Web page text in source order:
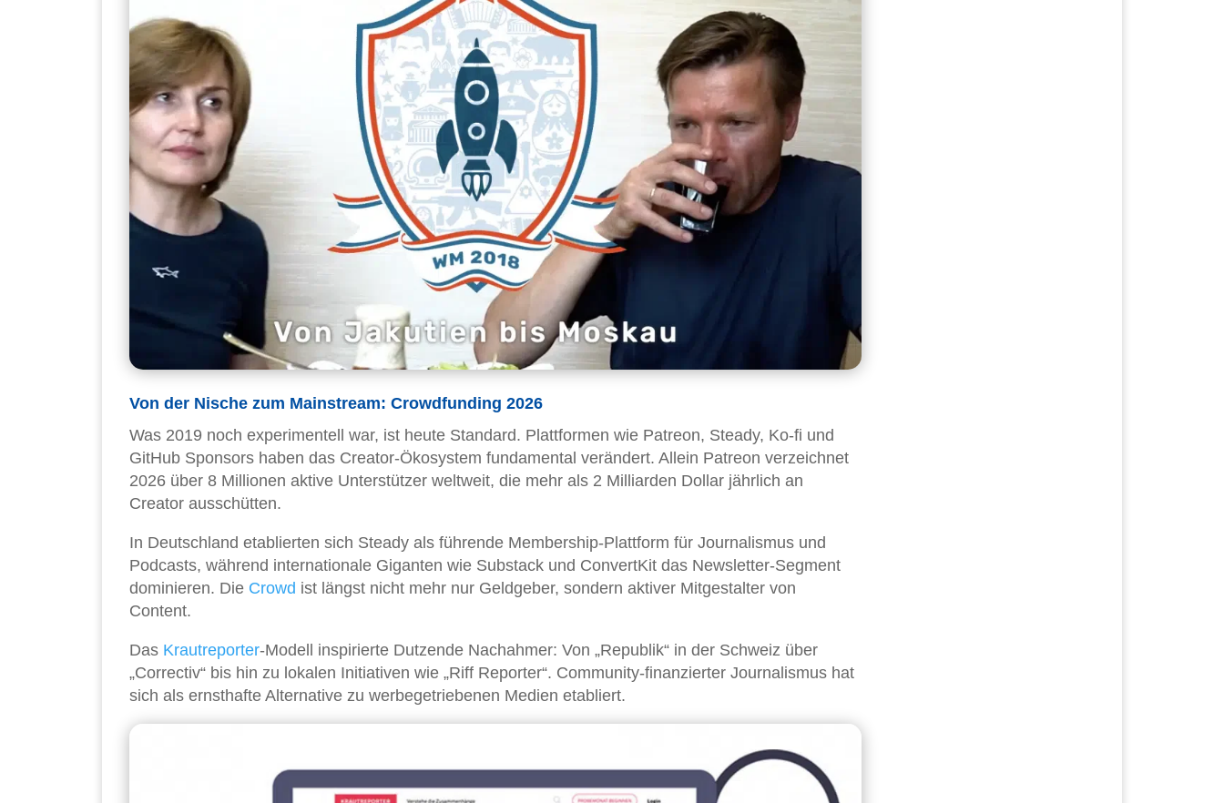
Von der Nische zum Mainstream: Crowdfunding 2026
Was 2019 noch experimentell war, ist heute Standard. Plattformen wie Patreon, Steady, Ko-fi und
GitHub Sponsors haben das Creator-Ökosystem fundamental verändert. Allein Patreon verzeichnet
2026 über 8 Millionen aktive Unterstützer weltweit, die mehr als 2 Milliarden Dollar jährlich an
Creator ausschütten.
In Deutschland etablierten sich Steady als führende Membership-Plattform für Journalismus und
Podcasts, während internationale Giganten wie Substack und ConvertKit das Newsletter-Segment
dominieren. Die Crowd ist längst nicht mehr nur Geldgeber, sondern aktiver Mitgestalter von
Content.
Das Krautreporter-Modell inspirierte Dutzende Nachahmer: Von „Republik“ in der Schweiz über
„Correctiv“ bis hin zu lokalen Initiativen wie „Riff Reporter“. Community-finanzierter Journalismus hat
sich als ernsthafte Alternative zu werbegetriebenen Medien etabliert.